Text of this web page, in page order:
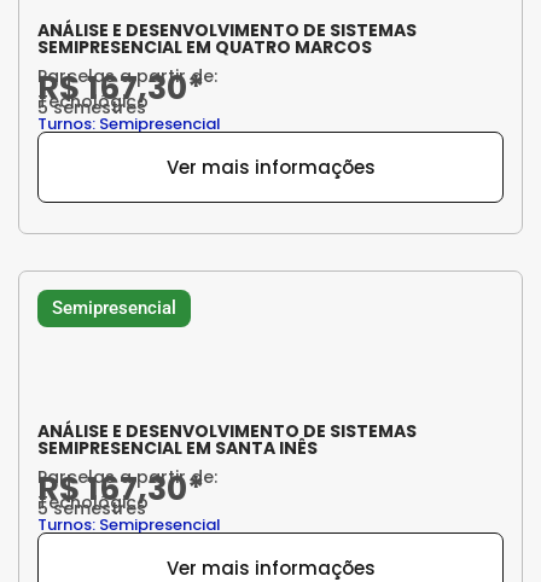
ANÁLISE E DESENVOLVIMENTO DE SISTEMAS
SEMIPRESENCIAL EM QUATRO MARCOS
Parcelas a partir de:
R$ 167,30*
Tecnológico
5 semestres
Turnos: Semipresencial
Ver mais informações
Semipresencial
ANÁLISE E DESENVOLVIMENTO DE SISTEMAS
SEMIPRESENCIAL EM SANTA INÊS
Parcelas a partir de:
R$ 167,30*
Tecnológico
5 semestres
Turnos: Semipresencial
Ver mais informações